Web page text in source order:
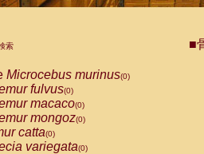
索
Microcebus murinus(0)
fulvus(0)
macaco(0)
mongoz(0)
catta(0)
variegata(0)
■